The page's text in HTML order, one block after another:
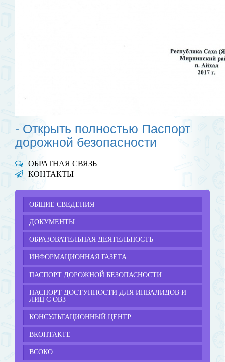
- Открыть полностью Паспорт
дорожной безопасности
ОБРАТНАЯ СВЯЗЬ
КОНТАКТЫ
ОБЩИЕ СВЕДЕНИЯ
ДОКУМЕНТЫ
ОБРАЗОВАТЕЛЬНАЯ ДЕЯТЕЛЬНОСТЬ
ИНФОРМАЦИОННАЯ ГАЗЕТА
ПАСПОРТ ДОРОЖНОЙ БЕЗОПАСНОСТИ
ПАСПОРТ ДОСТУПНОСТИ ДЛЯ ИНВАЛИДОВ И
ЛИЦ С ОВЗ
КОНСУЛЬТАЦИОННЫЙ ЦЕНТР
ВКОНТАКТЕ
ВСОКО